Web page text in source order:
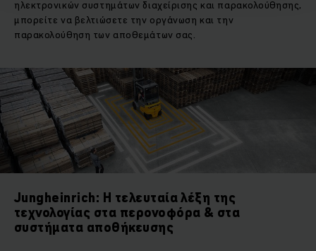
ηλεκτρονικών συστημάτων διαχείρισης και παρακολούθησης,
μπορείτε να βελτιώσετε την οργάνωση και την
παρακολούθηση των αποθεμάτων σας.
Jungheinrich: Η τελευταία λέξη της
τεχνολογίας στα περονοφόρα & στα
συστήματα αποθήκευσης